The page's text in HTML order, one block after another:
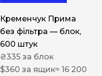
Кременчук Прима
без фільтра — блок,
600 штук
₴335 за блок
$360 за ящик≈ 16 200